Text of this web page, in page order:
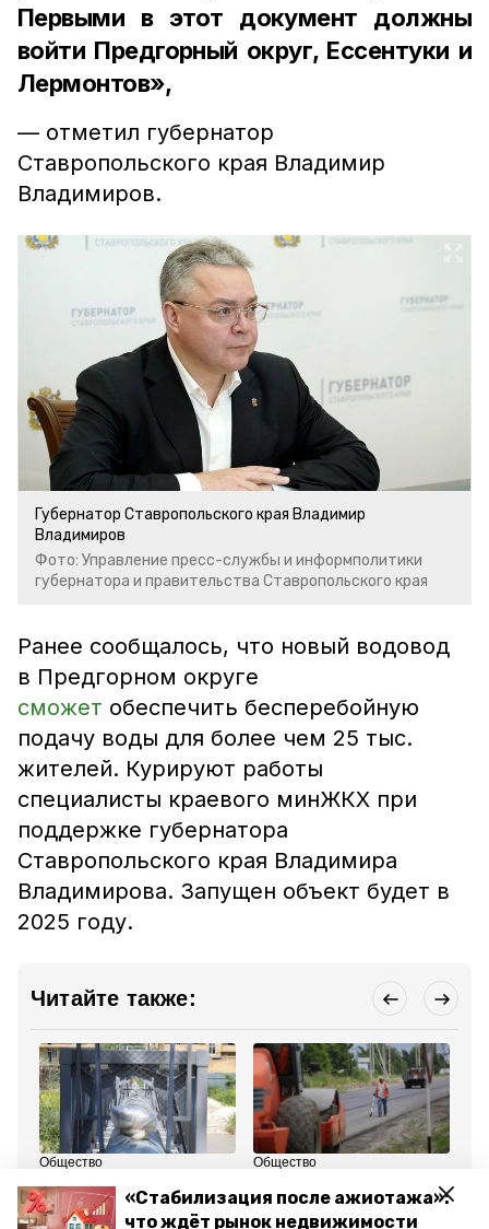
«Стабилизация после ажиотажа»:
что ждёт рынок недвижимости
Первыми в этот документ должны
войти Предгорный округ, Ессентуки и
Лермонтов»,
— отметил губернатор
Ставропольского края Владимир
Владимиров.
Губернатор Ставропольского края Владимир
Владимиров
Фото: Управление пресс-службы и информполитики
губернатора и правительства Ставропольского края
Ранее сообщалось, что новый водовод
в Предгорном округе
сможет обеспечить бесперебойную
подачу воды для более чем 25 тыс.
жителей. Курируют работы
специалисты краевого минЖКХ при
поддержке губернатора
Ставропольского края Владимира
Владимирова. Запущен объект будет в
2025 году.
Читайте также:
Общество
Губернатор
Ставрополья поручил
Общество
Пять улиц
одновременно